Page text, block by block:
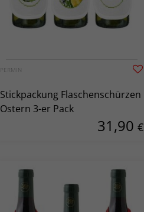
PERMIN
Stickpackung Flaschenschürzen
Ostern 3-er Pack
31,90 €